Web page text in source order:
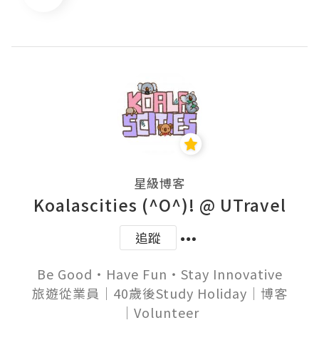
星級博客
Koalascities (^O^)! @ UTravel
追蹤
Be Good‧Have Fun‧Stay Innovative
旅遊從業員│40歲後Study Holiday│博客
│Volunteer